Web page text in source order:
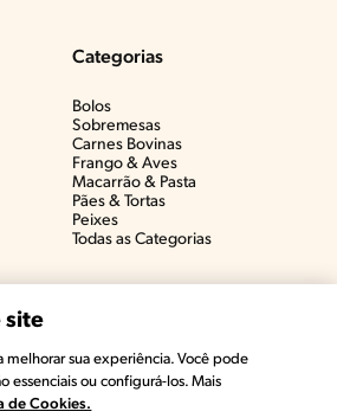
Categorias
Bolos
Sobremesas
Carnes Bovinas​
Frango & Aves​
Macarrão & Pasta​
Pães & Tortas​
Peixes
Todas as Categorias
site
melhorar sua experiência. Você pode
essenciais ou configurá-los. Mais
de Cookies.